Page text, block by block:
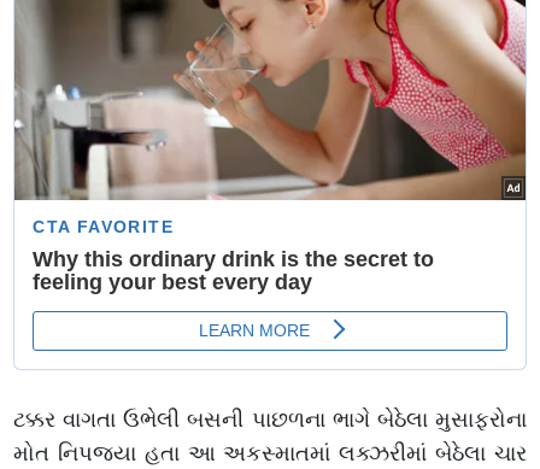
ટક્કર વાગતા ઉભેલી બસની પાછળના ભાગે બેઠેલા મુસાફરોના
મોત નિપજ્યા હતા આ અકસ્માતમાં લક્ઝરીમાં બેઠેલા ચાર